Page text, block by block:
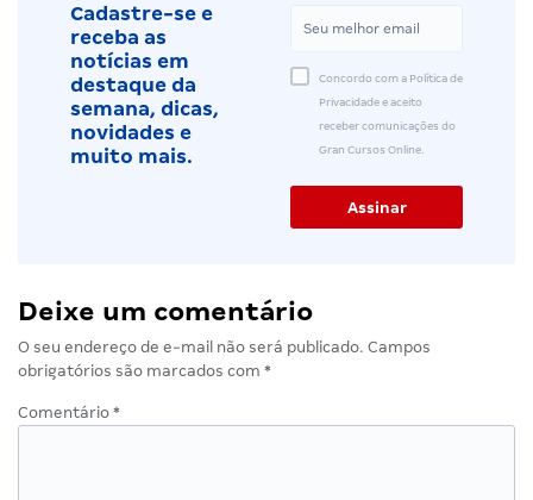
Cadastre-se e
receba as
notícias em
destaque da
semana, dicas,
novidades e
muito mais.
Concordo com a Política de
Privacidade e aceito
receber comunicações do
Gran Cursos Online.
Deixe um comentário
O seu endereço de e-mail não será publicado. Campos
obrigatórios são marcados com *
Comentário *